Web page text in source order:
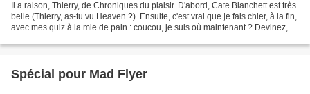
Il a raison, Thierry, de Chroniques du plaisir. D'abord, Cate Blanchett est très
belle (Thierry, as-tu vu Heaven ?). Ensuite, c'est vrai que je fais chier, à la fin,
avec mes quiz à la mie de pain : coucou, je suis où maintenant ? Devinez,
Spécial pour Mad Flyer